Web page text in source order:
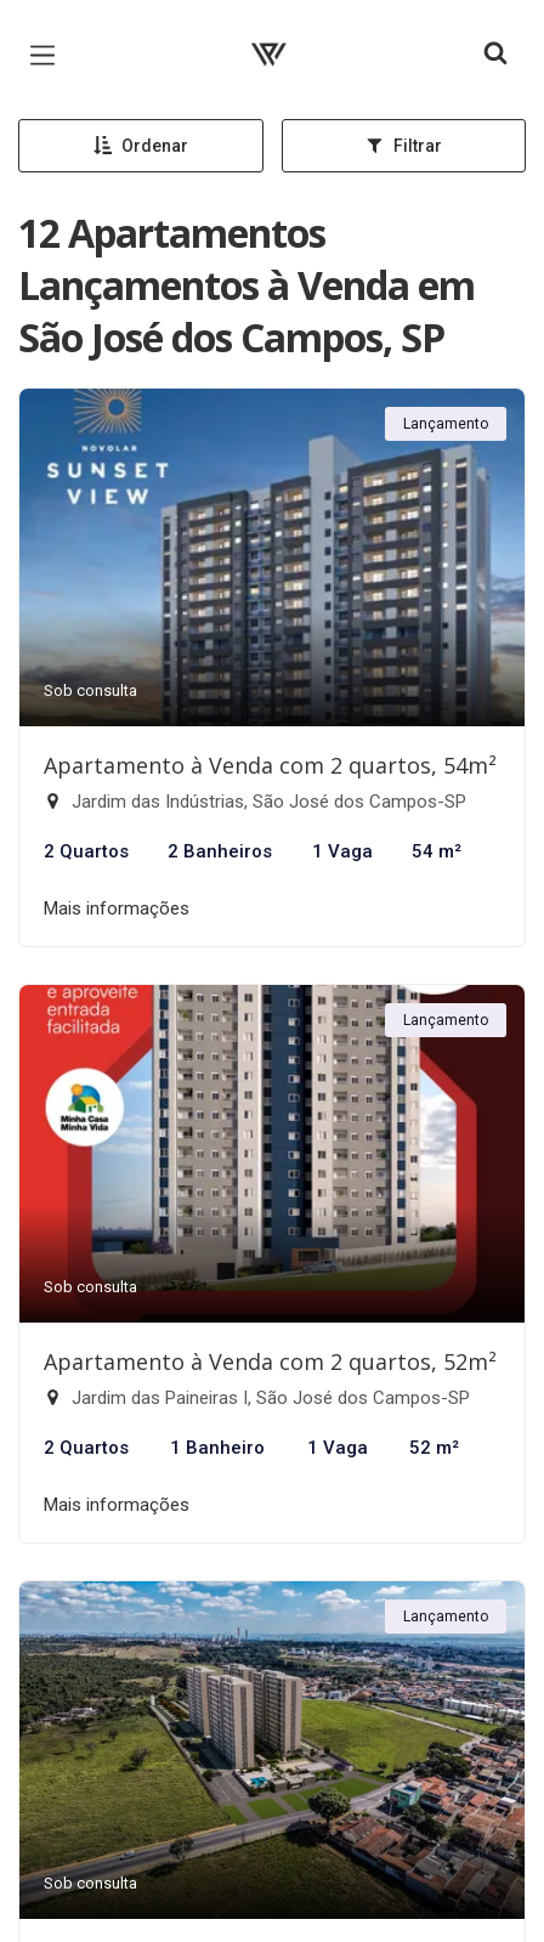
Página inicial
Ordenar Filtrar
12 Apartamentos
Lançamentos à Venda em
São José dos Campos, SP
Lançamento
Sob consulta
Apartamento à Venda com 2 quartos, 54m²
Jardim das Indústrias, São José dos Campos-SP
2 Quartos 2 Banheiros 1 Vaga 54 m²
Mais informações
Lançamento
Sob consulta
Apartamento à Venda com 2 quartos, 52m²
Jardim das Paineiras I, São José dos Campos-SP
2 Quartos 1 Banheiro 1 Vaga 52 m²
Mais informações
Lançamento
Sob consulta